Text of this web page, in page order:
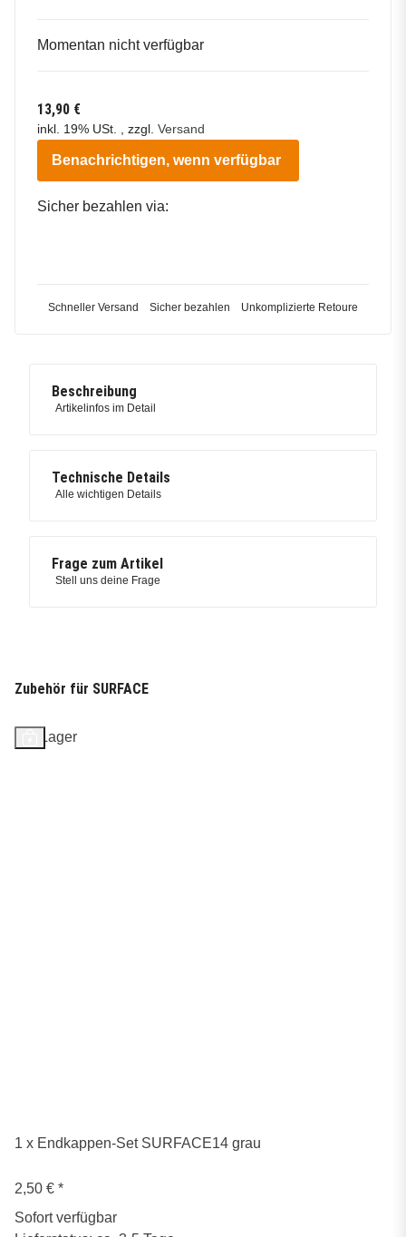
Momentan nicht verfügbar
13,90 €
inkl. 19% USt. , zzgl. Versand
Benachrichtigen, wenn verfügbar
Sicher bezahlen via:
Schneller Versand Sicher bezahlen Unkomplizierte Retoure
Beschreibung
Artikelinfos im Detail
Technische Details
Alle wichtigen Details
Frage zum Artikel
Stell uns deine Frage
Zubehör für SURFACE
Auf Lager
1 x Endkappen-Set SURFACE14 grau
2,50 € *
Sofort verfügbar